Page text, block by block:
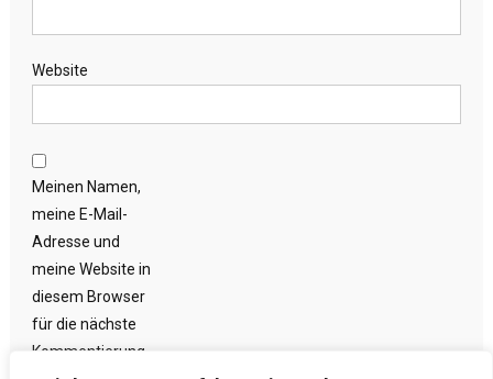
Website
Meinen Namen,
meine E-Mail-
Adresse und
meine Website in
diesem Browser
für die nächste
Kommentierung